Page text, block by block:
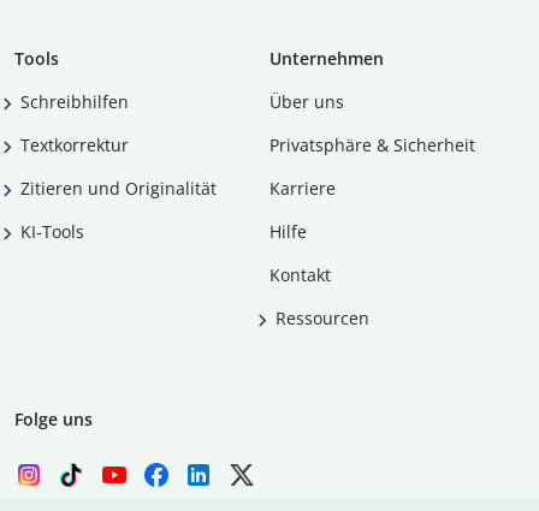
Tools
Schreibhilfen
Textkorrektur
Zitieren und Originalität
KI-Tools
Unternehmen
Über uns
Privatsphäre & Sicherheit
Karriere
Hilfe
Kontakt
Ressourcen
Folge uns